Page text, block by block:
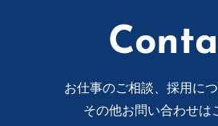
お仕事のご相談、採用につ
その他お問い合わせは